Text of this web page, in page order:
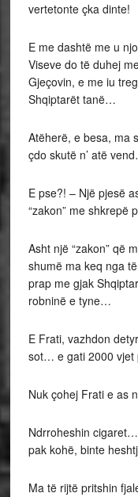
vertetonte çka dinte!
E me dashtë me u
Viseve do të duhej
Gjeçovin, e me iu
Shqiptarët tanë…
Atëherë, e besa, ma
çdo skutë n’ atë
E pse?! – Një pjesë
“zakon” me shkrepë
Asht një “zakon” që
shumë ma keq nga
prap me gjak
robninë e tyne…
E Frati, vazhdon
sot… e gati 2000 vjet
Nuk çohej Frati e as
Ndrroheshin
pak kohë, binte
Ma të rijtë pritshin